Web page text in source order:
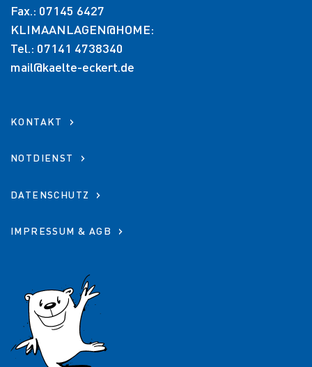
Fax.: 07145 6427
KLIMAANLAGEN@HOME:
Tel.: 07141 4738340
mail@kaelte-eckert.de
KONTAKT
NOTDIENST
DATENSCHUTZ
IMPRESSUM & AGB